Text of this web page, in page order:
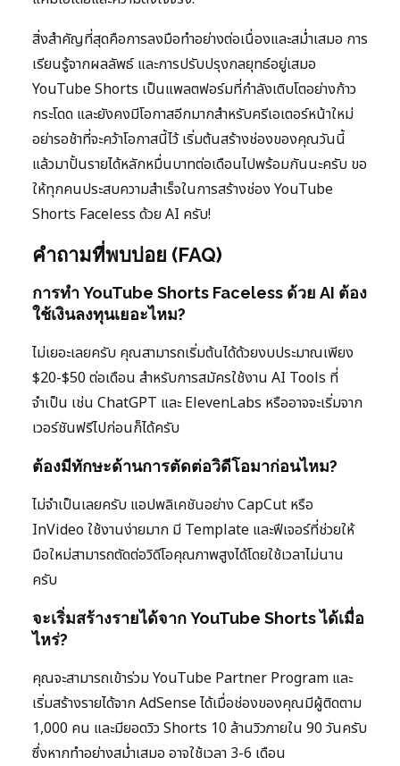
สิ่งสำคัญที่สุดคือการลงมือทำอย่างต่อเนื่องและสม่ำเสมอ การ
เรียนรู้จากผลลัพธ์ และการปรับปรุงกลยุทธ์อยู่เสมอ
YouTube Shorts เป็นแพลตฟอร์มที่กำลังเติบโตอย่างก้าว
กระโดด และยังคงมีโอกาสอีกมากสำหรับครีเอเตอร์หน้าใหม่
อย่ารอช้าที่จะคว้าโอกาสนี้ไว้ เริ่มต้นสร้างช่องของคุณวันนี้
แล้วมาปั้นรายได้หลักหมื่นบาทต่อเดือนไปพร้อมกันนะครับ ขอ
ให้ทุกคนประสบความสำเร็จในการสร้างช่อง YouTube
Shorts Faceless ด้วย AI ครับ!
คำถามที่พบบ่อย (FAQ)
การทำ YouTube Shorts Faceless ด้วย AI ต้อง
ใช้เงินลงทุนเยอะไหม?
ไม่เยอะเลยครับ คุณสามารถเริ่มต้นได้ด้วยงบประมาณเพียง
$20-$50 ต่อเดือน สำหรับการสมัครใช้งาน AI Tools ที่
จำเป็น เช่น ChatGPT และ ElevenLabs หรืออาจจะเริ่มจาก
เวอร์ชันฟรีไปก่อนก็ได้ครับ
ต้องมีทักษะด้านการตัดต่อวิดีโอมาก่อนไหม?
ไม่จำเป็นเลยครับ แอปพลิเคชันอย่าง CapCut หรือ
InVideo ใช้งานง่ายมาก มี Template และฟีเจอร์ที่ช่วยให้
มือใหม่สามารถตัดต่อวิดีโอคุณภาพสูงได้โดยใช้เวลาไม่นาน
ครับ
จะเริ่มสร้างรายได้จาก YouTube Shorts ได้เมื่อ
ไหร่?
คุณจะสามารถเข้าร่วม YouTube Partner Program และ
เริ่มสร้างรายได้จาก AdSense ได้เมื่อช่องของคุณมีผู้ติดตาม
1,000 คน และมียอดวิว Shorts 10 ล้านวิวภายใน 90 วันครับ
ซึ่งหากทำอย่างสม่ำเสมอ อาจใช้เวลา 3-6 เดือน